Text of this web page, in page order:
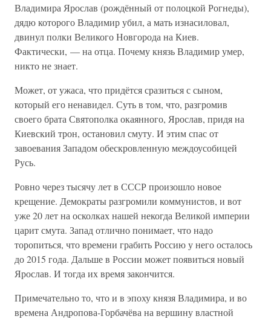
Владимира Ярослав (рождённый от полоцкой Рогнеды),
дядю которого Владимир убил, а мать изнасиловал,
двинул полки Великого Новгорода на Киев.
Фактически, — на отца. Почему князь Владимир умер,
никто не знает.
Может, от ужаса, что придётся сразиться с сыном,
который его ненавидел. Суть в том, что, разгромив
своего брата Святополка окаянного, Ярослав, придя на
Киевский трон, остановил смуту. И этим спас от
завоевания Западом обескровленную междоусобицей
Русь.
Ровно через тысячу лет в СССР произошло новое
крещение. Демократы разгромили коммунистов, и вот
уже 20 лет на осколках нашей некогда Великой империи
царит смута. Запад отлично понимает, что надо
торопиться, что времени грабить Россию у него осталось
до 2015 года. Дальше в России может появиться новый
Ярослав. И тогда их время закончится.
Примечательно то, что и в эпоху князя Владимира, и во
времена Андропова-Горбачёва на вершину властной